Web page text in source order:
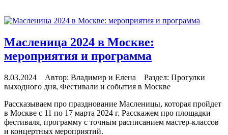
Масленица 2024 в Москве:
мероприятия и программа
8.03.2024 Автор: Владимир и Елена Раздел: Прогулки
выходного дня, Фестивали и события в Москве
Рассказываем про празднование Масленицы, которая пройдет
в Москве с 11 по 17 марта 2024 г. Расскажем про площадки
фестиваля, программу с точным расписанием мастер-классов
и концертных мероприятий.